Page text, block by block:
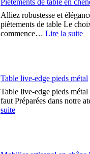
Alliez robustesse et
piètements de table Le
commence… Lire la suite
Table live-edge pieds métal
Table live-edge pieds
faut Préparées dans notre
suite